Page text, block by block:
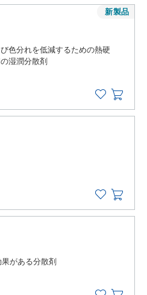
色分れを低減するための熱硬
湿潤分散剤
新製品
がある分散剤